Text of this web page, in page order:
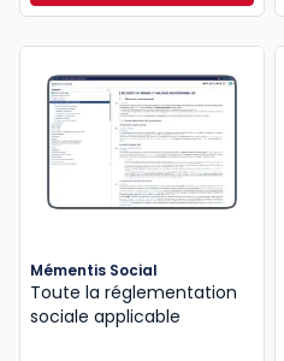
Mémentis Social
Toute la réglementation
sociale applicable